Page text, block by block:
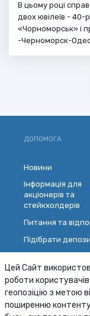
В цьому році
двох ювілеїв - 40-
«Чорноморськ» і
-Черноморск-
Цей Сайт
роботи
геопозіцію з метою
поширенню
ДОПОМОГА
Новини
Інформація для
акціонерів та
стейкхолдерів
Питання та
Підібрати
Обрати платіжну
Зворотній зв'язок